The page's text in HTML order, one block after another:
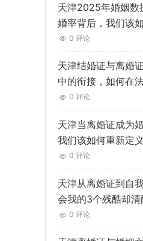
天津2025年婚姻数
婚率背后，我们该
性？0 评论
天津结婚证与离婚
中的衔接，如何在
与关系的“无缝切换”
0 评论
天津当离婚证成为
我们该如何重新定义
0 评论
天津从离婚证到自
会我的3个残酷却清
0 评论